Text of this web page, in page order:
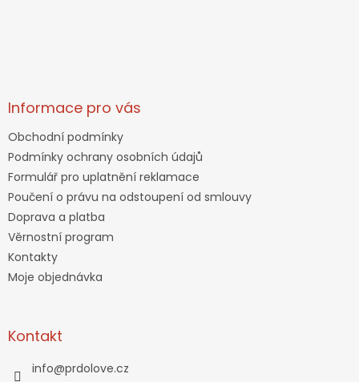
Informace pro vás
Obchodní podmínky
Podmínky ochrany osobních údajů
Formulář pro uplatnění reklamace
Poučení o právu na odstoupení od smlouvy
Doprava a platba
Věrnostní program
Kontakty
Moje objednávka
Kontakt
info@prdolove.cz